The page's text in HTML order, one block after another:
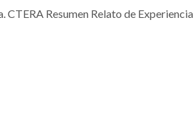
Resumen Relato de Experiencia